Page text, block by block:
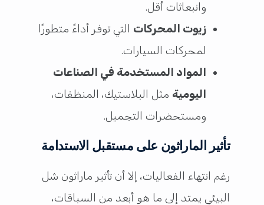
وانبعاثات أقل.
زيوت المحركات التي توفر أداءً متطورًا
لمحركات السيارات.
المواد المستخدمة في الصناعات
اليومية مثل البلاستيك، المنظفات،
ومستحضرات التجميل.
تأثير الماراثون على مستقبل الاستدامة
رغم انتهاء الفعاليات، إلا أن تأثير ماراثون شل
البيئي يمتد إلى ما هو أبعد من السباقات،